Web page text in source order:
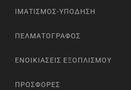
ΙΜΑΤΙΣΜΌΣ-ΥΠΌΔΗΣΗ
ΠΕΛΜΑΤΟΓΡΆΦΟΣ
ΕΝΟΙΚΙΆΣΕΙΣ ΕΞΟΠΛΙΣΜΟΎ
ΠΡΟΣΦΟΡΈΣ